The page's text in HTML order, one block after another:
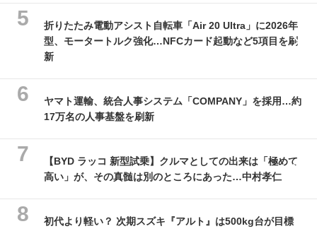
折りたたみ電動アシスト自転車「Air 20 Ultra」に2026年
型、モータートルク強化…NFCカード起動など5項目を刷
新
ヤマト運輸、統合人事システム「COMPANY」を採用…約
17万名の人事基盤を刷新
【BYD ラッコ 新型試乗】クルマとしての出来は「極めて
高い」が、その真髄は別のところにあった…中村孝仁
初代より軽い？ 次期スズキ『アルト』は500kg台が目標